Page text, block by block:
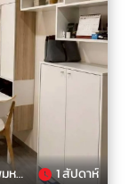
คร 1 สัปดาห์